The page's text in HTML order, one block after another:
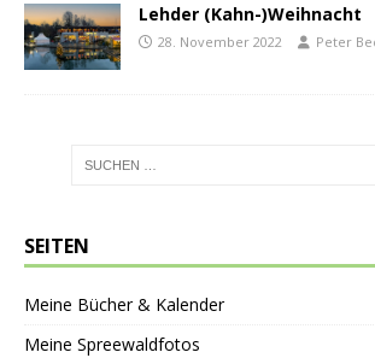
Lehder (Kahn-)Weihnacht
28. November 2022 Peter
SEITEN
Meine Bücher & Kalender
Meine Spreewaldfotos